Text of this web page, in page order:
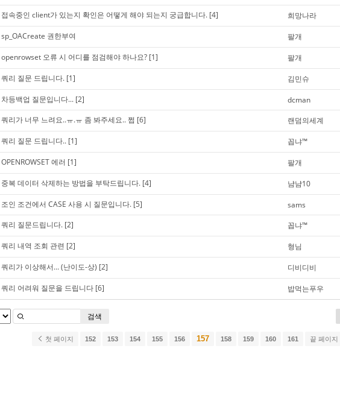
접속중인 client가 있는지 확인은 어떻게 해야 되는지 궁급합니다. [4] 희망나라
sp_OACreate 권한부여 팔개
openrowset 오류 시 어디를 점검해야 하나요? [1] 팔개
쿼리 질문 드립니다. [1] 김민슈
차등백업 질문입니다... [2] dcman
쿼리가 너무 느려요..ㅠ.ㅠ 좀 봐주세요.. 쩝 [6] 랜덤의세계
쿼리 질문 드립니다.. [1] 꼽냐™
OPENROWSET 에러 [1] 팔개
중복 데이터 삭제하는 방법을 부탁드립니다. [4] 냠냠10
조인 조건에서 CASE 사용 시 질문입니다. [5] sams
쿼리 질문드립니다. [2] 꼽냐™
쿼리 내역 조회 관련 [2] 형님
쿼리가 이상해서... (난이도-상) [2] 디비디비
쿼리 어려워 질문을 드립니다 [6] 밥먹는푸우
검색
첫 페이지 152 153 154 155 156 157 158 159 160 161 끝 페이지